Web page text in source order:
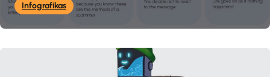
Infografikas